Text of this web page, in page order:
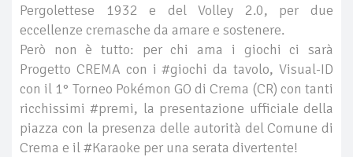
Pergolettese 1932 e del Volley 2.0, per due
eccellenze cremasche da amare e sostenere.
Però non è tutto: per chi ama i giochi ci sarà
Progetto CREMA con i #giochi da tavolo, Visual-ID
con il 1° Torneo Pokémon GO di Crema (CR) con tanti
ricchissimi #premi, la presentazione ufficiale della
piazza con la presenza delle autorità del Comune di
Crema e il #Karaoke per una serata divertente!